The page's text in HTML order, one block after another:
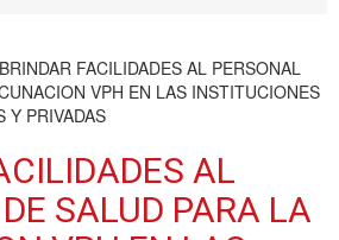
BRINDAR FACILIDADES AL PERSONAL
VPH EN LAS INSTITUCIONES
Y PRIVADAS
AL
SALUD PARA LA